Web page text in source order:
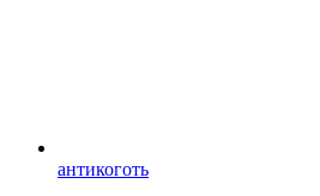
антикоготь